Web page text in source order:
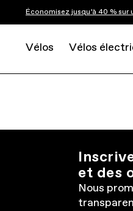
Économisez jusqu’à 40 %
Vélos Vélos
et des
Nous